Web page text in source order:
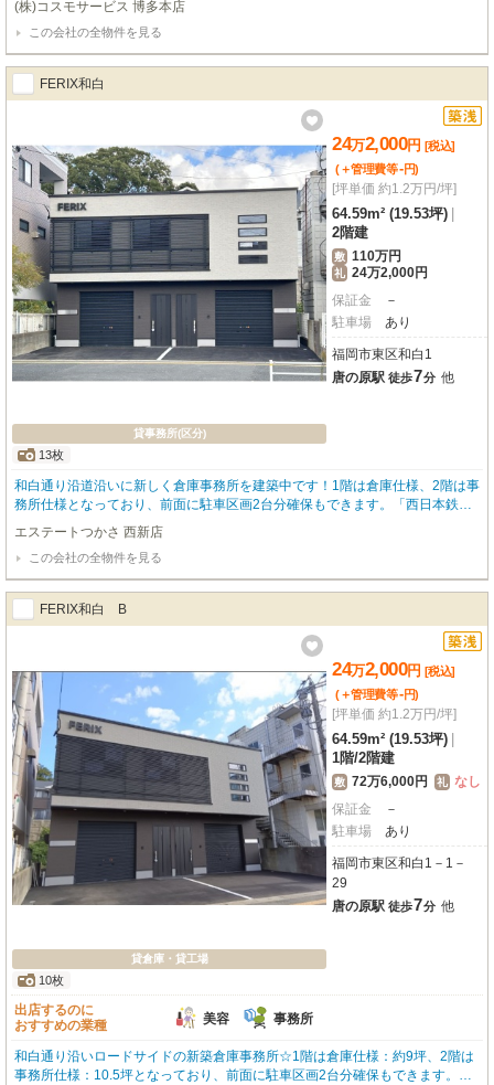
福岡の物件全てご紹介出来ます！！何でもご相談下さい♪
(株)コスモサービス 博多本店
この会社の全物件を見る
FERIX和白
貸事務所(区分)
13枚
24万2,000円 [税込]
(＋管理費等-円)
[坪単価 約1.2万円/坪]
64.59m² (19.53坪)
2階建
敷 110万円
礼 24万2,000円
保証金
－
駐車場
あり
福岡市東区和白1
唐の原駅 徒歩7分 他
和白通り沿道沿いに新しく倉庫事務所を建築中です！1階は倉庫仕様、2階は事
務所仕様となっており、前面に駐車区画2台分確保もできます。「西日本鉄道
貝塚線 唐の原駅」「鹿児島本線 九産大前駅」も徒歩圏内で、博多・天神方面
からのバスの本数も多く、交通インフラも充実し通勤にも便利なエリアです。
エステートつかさ 西新店
この会社の全物件を見る
FERIX和白 B
貸倉庫・貸工場
10枚
24万2,000円 [税込]
(＋管理費等-円)
[坪単価 約1.2万円/坪]
64.59m² (19.53坪)
1階/2階建
敷 72万6,000円 礼 なし
保証金
－
駐車場
あり
福岡市東区和白1－1－
29
唐の原駅 徒歩7分 他
出店するのに
おすすめの業種
美容 事務所
和白通り沿いロードサイドの新築倉庫事務所☆1階は倉庫仕様：約9坪、2階は
事務所仕様：10.5坪となっており、前面に駐車区画2台分確保もできます。